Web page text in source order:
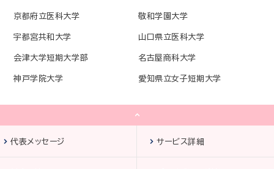
京都府立医科大学 敬和学園大学
宇都宮共和大学 山口県立医科大学
会津大学短期大学部 名古屋商科大学
神戸学院大学 愛知県立女子短期大学
代表メッセージ サービス詳細